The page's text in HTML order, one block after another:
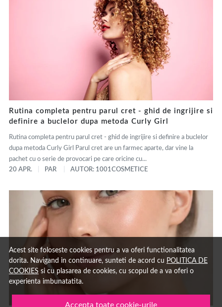
Acest site foloseste cookies pentru a va oferi functionalitatea
dorita. Navigand in continuare, sunteti de acord cu POLITICA DE
COOKIES si cu plasarea de cookies, cu scopul de a va oferi o
experienta imbunatatita.
Accepta toate cookie-urile
Rutina completa pentru parul cret - ghid de ingrijire si
definire a buclelor dupa metoda Curly Girl
Rutina completa pentru parul cret - ghid de ingrijire si definire a buclelor
dupa metoda Curly Girl Parul cret are un farmec aparte, dar vine la
pachet cu o serie de provocari pe care oricine cu...
20 APR.
PAR AUTOR: 1001COSMETICE